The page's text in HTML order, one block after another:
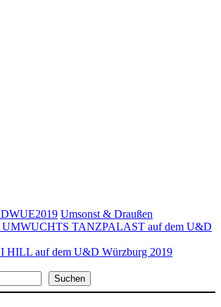
Umsonst & Draußen
UMWUCHTS TANZPALAST auf dem U&D
HILL auf dem U&D Würzburg 2019
Suchen